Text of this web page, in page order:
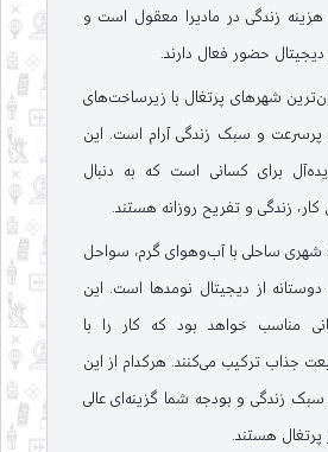
زندگی در مادیرا معقول است و
حضور فعال دارند.
شهرهای پرتغال با زیرساخت‌های
پرسرعت و سبک زندگی آرام است. این
برای کسانی است که به دنبال
کار، زندگی و تفریح روزانه هستند.
شهری ساحلی با آب‌وهوای گرم، سواحل
دوستانه از دیجیتال نومدها است. این
مناسب خواهد بود که کار را با
جذاب ترکیب می‌کنند. هرکدام از این
زندگی و بودجه شما گزینه‌ای عالی
پرتغال هستند.